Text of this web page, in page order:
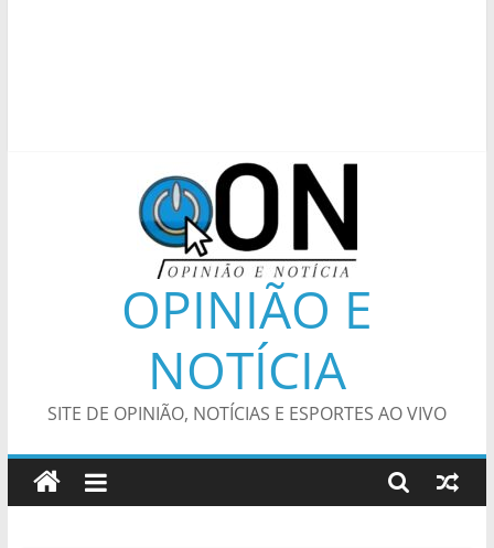
OPINIÃO E
NOTÍCIA
SITE DE OPINIÃO, NOTÍCIAS E ESPORTES AO VIVO